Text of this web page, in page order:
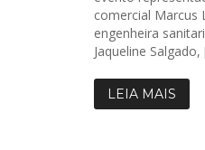
comercial Marcus
engenheira
Jaqueline
LEIA MAIS